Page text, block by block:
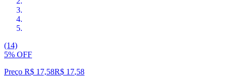
(14)
5% OFF
Preço R$ 17,58R$ 17,58